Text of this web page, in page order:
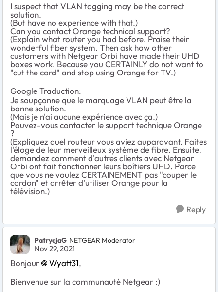
I suspect that VLAN tagging may be the correct
solution.
(But have no experience with that.)
Can you contact Orange technical support?
(Explain what router you had before. Praise their
wonderful fiber system. Then ask how other
customers with Netgear Orbi have made their UHD
boxes work. Because you CERTAINLY do not want to
"cut the cord" and stop using Orange for TV.)
Google Traduction:
Je soupçonne que le marquage VLAN peut être la
bonne solution.
(Mais je n'ai aucune expérience avec ça.)
Pouvez-vous contacter le support technique Orange
?
(Expliquez quel routeur vous aviez auparavant. Faites
l'éloge de leur merveilleux système de fibre. Ensuite,
demandez comment d'autres clients avec Netgear
Orbi ont fait fonctionner leurs boîtiers UHD. Parce
que vous ne voulez CERTAINEMENT pas "couper le
cordon" et arrêter d'utiliser Orange pour la
télévision.)
Reply
PatrycjaG NETGEAR Moderator
Nov 29, 2021
Bonjour Wyatt31,
Bienvenue sur la communauté Netgear :)